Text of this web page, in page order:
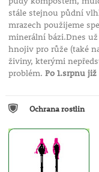
stále stejnou půdní
mrazech použijeme
minerální bázi.Dnes
hnojiv pro růže (také
živiny, kterými
problém. Po 1.srpnu
Ochrana rostlin